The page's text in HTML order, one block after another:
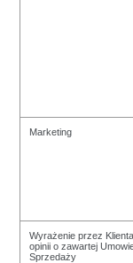
Marketing
Wyrażenie przez Klienta
opinii o zawartej
Sprzedaży